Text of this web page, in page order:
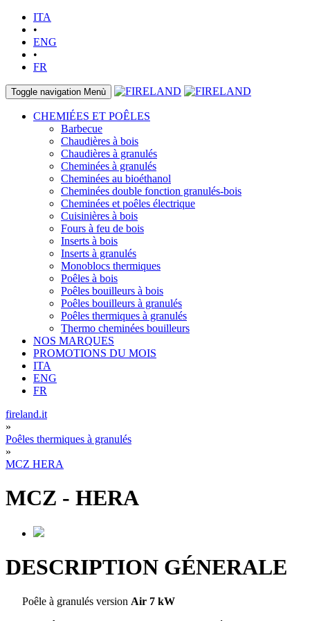
ITA
•
ENG
•
FR
Toggle navigation Menù
CHEMIÉES ET POÊLES
Barbecue
Chaudières à bois
Chaudières à granulés
Cheminées à granulés
Cheminées au bioéthanol
Cheminées double fonction granulés-bois
Cheminées et poêles électrique
Cuisinières à bois
Fours à feu de bois
Inserts à bois
Inserts à granulés
Monoblocs thermiques
Poêles à bois
Poêles bouilleurs à bois
Poêles bouilleurs à granulés
Poêles thermiques à granulés
Thermo cheminées bouilleurs
NOS MARQUES
PROMOTIONS DU MOIS
ITA
ENG
FR
fireland.it
»
Poêles thermiques à granulés
»
MCZ HERA
MCZ - HERA
DESCRIPTION GÉNERALE
Poêle à granulés version Air 7 kW